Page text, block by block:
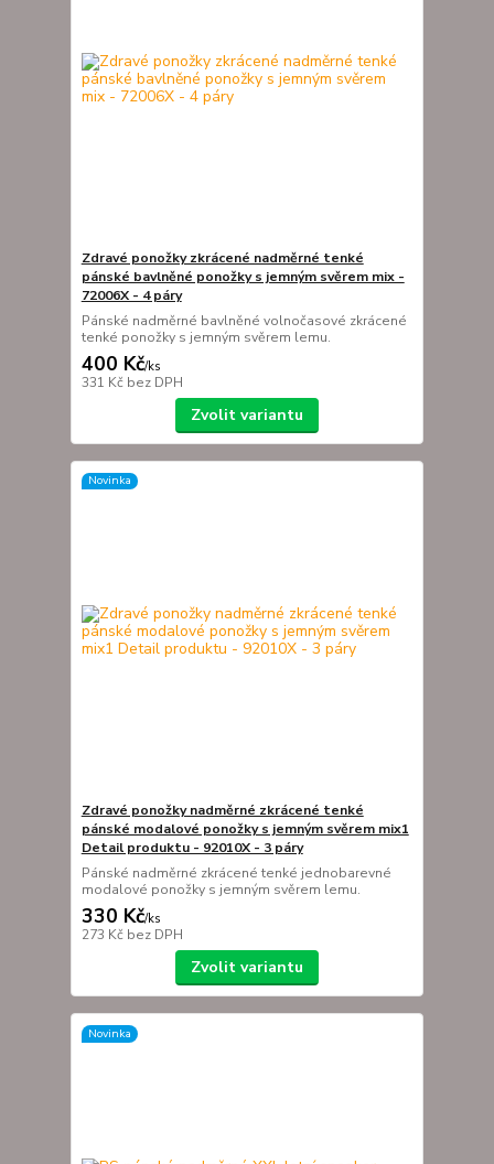
Zdravé ponožky zkrácené nadměrné tenké
pánské bavlněné ponožky s jemným svěrem mix -
72006X - 4 páry
Pánské nadměrné bavlněné volnočasové zkrácené
tenké ponožky s jemným svěrem lemu.
400 Kč/ks
331 Kč bez DPH
Zvolit variantu
Novinka
Zdravé ponožky nadměrné zkrácené tenké
pánské modalové ponožky s jemným svěrem mix1
Detail produktu - 92010X - 3 páry
Pánské nadměrné zkrácené tenké jednobarevné
modalové ponožky s jemným svěrem lemu.
330 Kč/ks
273 Kč bez DPH
Zvolit variantu
Novinka